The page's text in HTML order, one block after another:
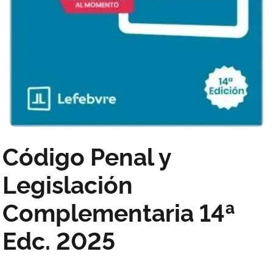
Código Penal y
Legislación
Complementaria 14ª
Edc. 2025